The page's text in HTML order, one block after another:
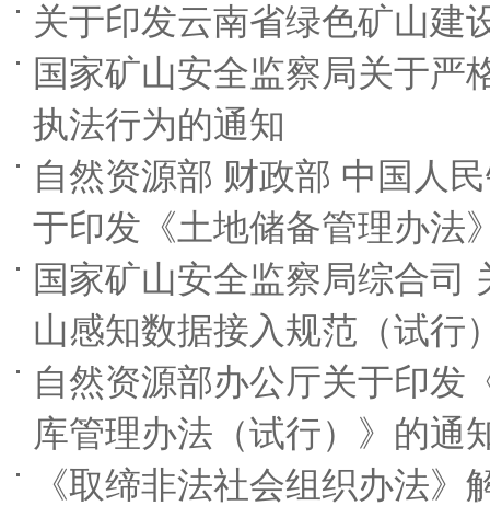
关于印发云南省绿色矿山建
国家矿山安全监察局关于严
执法行为的通知
自然资源部 财政部 中国人
于印发《土地储备管理办法
国家矿山安全监察局综合司
山感知数据接入规范（试行
自然资源部办公厅关于印发
库管理办法（试行）》的通
《取缔非法社会组织办法》